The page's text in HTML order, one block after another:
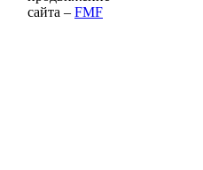
сайта – FMF